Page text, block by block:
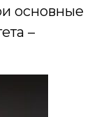
основные
–